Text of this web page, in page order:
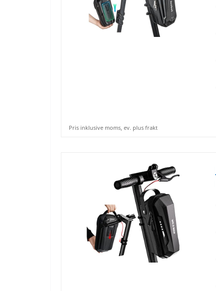
Pris inklusive moms, ev. plus frakt